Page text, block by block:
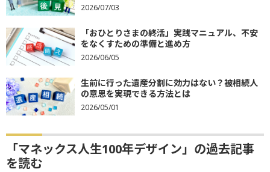
2026/07/03
「おひとりさまの終活」実践マニュアル、不安
をなくすための準備と進め方
2026/06/05
生前に行った遺産分割に効力はない？被相続人
の意思を実現できる方法とは
2026/05/01
「マネックス人生100年デザイン」の過去記事
を読む